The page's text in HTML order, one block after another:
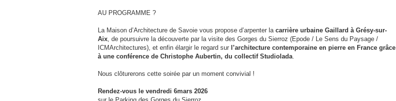
AU PROGRAMME ?
La Maison d’Architecture de Savoie vous propose d’arpenter la carrière urbaine Gaillard à Grésy-sur-
Aix , de poursuivre la découverte par la visite des Gorges du Sierroz (Epode / Le Sens du Paysage /
ICMArchitectures), et enfin élargir le regard sur l’architecture contemporaine en pierre en France grâce
à une conférence de Christophe Aubertin, du collectif Studiolada
Nous clôturerons cette soirée par un moment convivial !
Rendez-vous le vendredi 6mars 2026